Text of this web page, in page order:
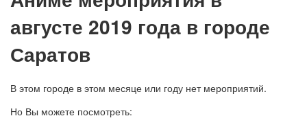
августе 2019 года в городе
Саратов
В этом городе в этом месяце или году нет мероприятий.
Но Вы можете посмотреть: